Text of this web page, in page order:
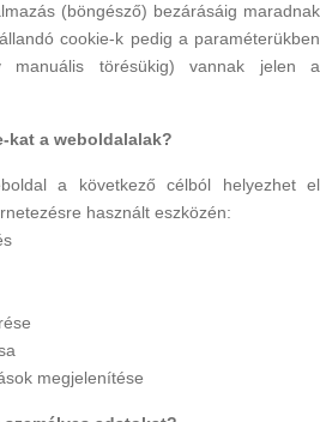
(böngésző) bezárásáig maradnak
cookie-k pedig a paraméterükben
manuális törésükig) vannak jelen a
kat a weboldalalak?
a következő célból helyezhet el
használt eszközén:
megjelenítése